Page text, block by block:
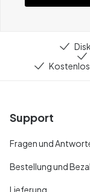
Support
Fragen und
Bestellung und
Lieferung